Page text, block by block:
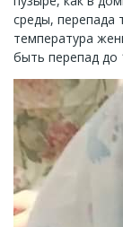
среды, перепада
температура
быть перепад до